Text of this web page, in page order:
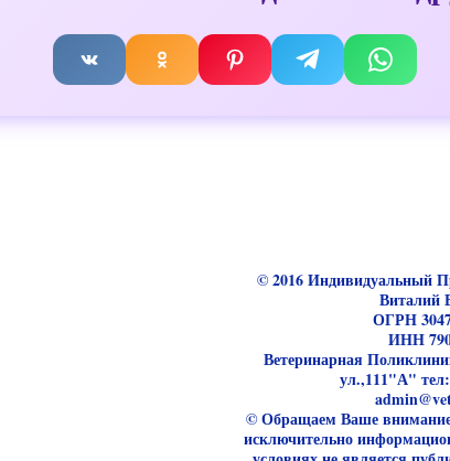
© 2016 Индивидуальный
Виталий
ОГРН
ИНН
Ветеринарная
ул.,111"А" тел:
© Обращаем Ваше
исключительно